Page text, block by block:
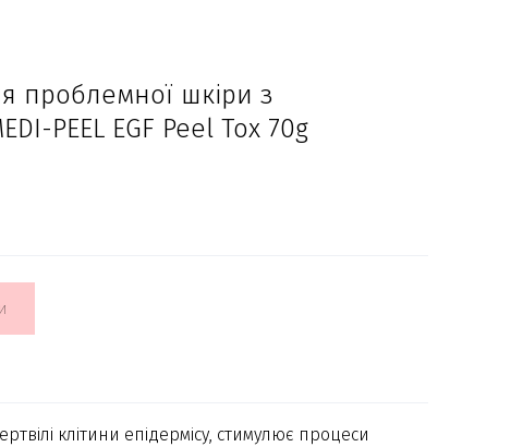
проблемної шкіри з
PEEL EGF Peel Tox 70g
клітини епідермісу, стимулює процеси